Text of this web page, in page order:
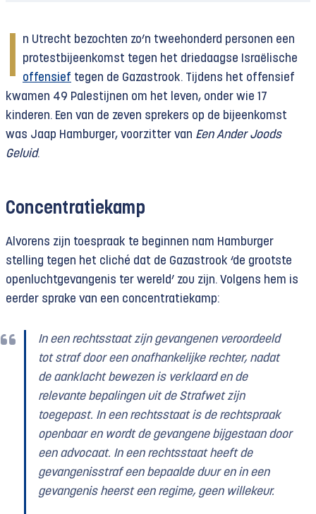
I
n Utrecht bezochten zo’n tweehonderd personen een
protestbijeenkomst tegen het driedaagse Israëlische
offensief tegen de Gazastrook. Tijdens het offensief
kwamen 49 Palestijnen om het leven, onder wie 17
kinderen. Een van de zeven sprekers op de bijeenkomst
was Jaap Hamburger, voorzitter van Een Ander Joods
Geluid.
Concentratiekamp
Alvorens zijn toespraak te beginnen nam Hamburger
stelling tegen het cliché dat de Gazastrook ‘de grootste
openluchtgevangenis ter wereld’ zou zijn. Volgens hem is
eerder sprake van een concentratiekamp:
In een rechtsstaat zijn gevangenen veroordeeld
tot straf door een onafhankelijke rechter, nadat
de aanklacht bewezen is verklaard en de
relevante bepalingen uit de Strafwet zijn
toegepast. In een rechtsstaat is de rechtspraak
openbaar en wordt de gevangene bijgestaan door
een advocaat. In een rechtsstaat heeft de
gevangenisstraf een bepaalde duur en in een
gevangenis heerst een regime, geen willekeur.